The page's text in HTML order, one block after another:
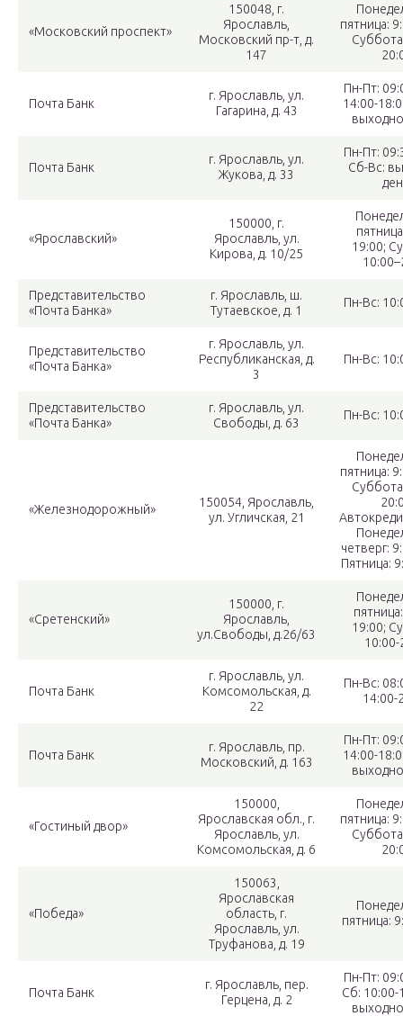
«Московский проспект»
150048, г.
Ярославль,
Московский пр-т, д.
147
пятница:
Почта Банк
г. Ярославль, ул.
Гагарина, д. 43
Пн-Пт:
14:00-
Почта Банк
г. Ярославль, ул.
Жукова, д. 33
Пн-Пт:
Сб-Вс:
«Ярославский»
150000, г.
Ярославль, ул.
Кирова, д. 10/25
19:00;
Представительство
«Почта Банка»
г. Ярославль, ш.
Тутаевское, д. 1
Пн-Вс:
Представительство
«Почта Банка»
г. Ярославль, ул.
Республиканская, д.
3
Пн-Вс:
Представительство
«Почта Банка»
г. Ярославль, ул.
Свободы, д. 63
Пн-Вс:
«Железнодорожный»
150054, Ярославль,
ул. Угличская, 21
пятница:
четверг:
Пятница:
«Сретенский»
150000, г.
Ярославль,
ул.Свободы, д.26/63
19:00;
10:00-
Почта Банк
г. Ярославль, ул.
Комсомольская, д.
22
Пн-Вс:
14:00-
Почта Банк
г. Ярославль, пр.
Московский, д. 163
Пн-Пт:
14:00-
«Гостиный двор»
150000,
Ярославская обл., г.
Ярославль, ул.
Комсомольская, д. 6
пятница:
«Победа»
150063,
Ярославская
область, г.
Ярославль, ул.
Труфанова, д. 19
пятница:
Почта Банк
г. Ярославль, пер.
Герцена, д. 2
Пн-Пт:
Сб: 10:00-